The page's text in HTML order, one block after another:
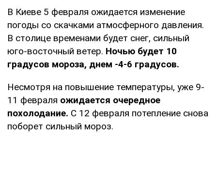
В Киеве 5 февраля ожидается изменение
погоды со скачками атмосферного давления.
В столице временами будет снег, сильный
юго-восточный ветер. Ночью будет 10
градусов мороза, днем ​​-4-6 градусов.
Несмотря на повышение температуры, уже 9-
11 февраля ожидается очередное
похолодание. С 12 февраля потепление снова
поборет сильный мороз.